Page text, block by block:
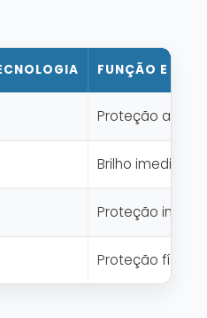
FUNÇÃO E
Proteção
Brilho imediato
Proteção
Proteção física